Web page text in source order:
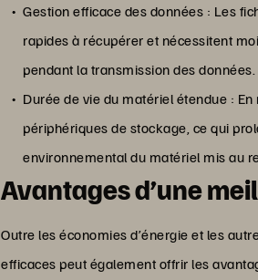
Gestion efficace des données : Les
rapides à récupérer et nécessitent
pendant la transmission des données.
Durée de vie du matériel étendue :
périphériques de stockage, ce qui
environnemental du matériel mis au
Avantages d’une
Outre les économies d’énergie et les
efficaces peut également offrir les